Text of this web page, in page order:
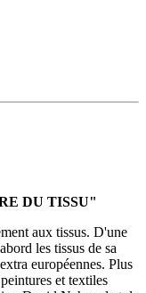
DU TISSU"
aux tissus. D'une
les tissus de sa
européennes. Plus
et textiles